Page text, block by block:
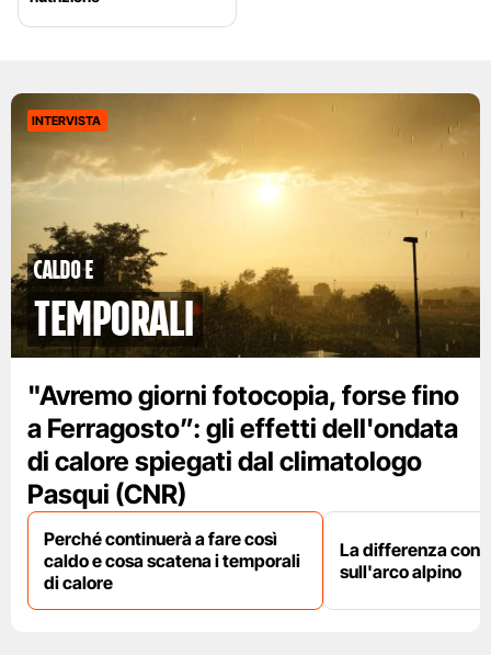
INTERVISTA
caldo e
temporali
"Avremo giorni fotocopia, forse fino
a Ferragosto”: gli effetti dell'ondata
di calore spiegati dal climatologo
Pasqui (CNR)
Perché continuerà a fare così
caldo e cosa scatena i temporali
di calore
La differenza con
sull'arco alpino